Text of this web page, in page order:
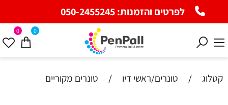
לפרטים והזמנות:050-2455245
0 0
קטלוג / טונרים/ראשי דיו / טונרים מקוריים